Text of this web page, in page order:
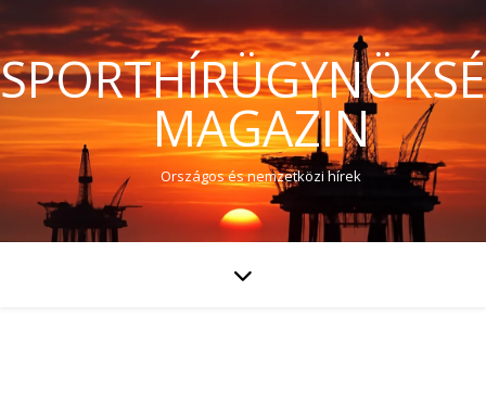
MAGAZIN
Országos és nemzetközi hírek